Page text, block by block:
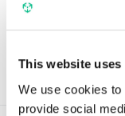
This website uses
We use cookies
provide social